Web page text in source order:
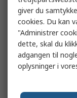
giver du
cookies. Du kan
"Administrer
dette, skal du
adgangen til
oplysninger i